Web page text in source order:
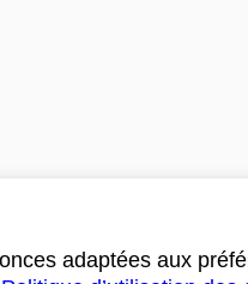
adaptées aux